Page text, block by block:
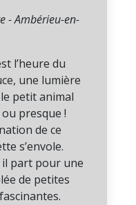
- Ambérieu-en-
l’heure du
une lumière
petit animal
presque !
de ce
s’envole.
part pour une
de petites